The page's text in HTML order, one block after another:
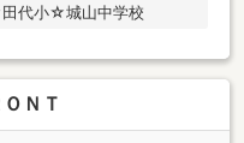
代小☆城山中学校
ＮＴ